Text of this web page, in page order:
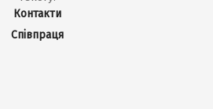
Контакти
Співпраця